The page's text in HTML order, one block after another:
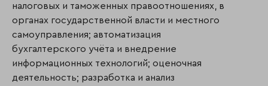
налоговых и таможенных правоотношениях, в
органах государственной власти и местного
самоуправления; автоматизация
бухгалтерского учёта и внедрение
информационных технологий; оценочная
деятельность; разработка и анализ